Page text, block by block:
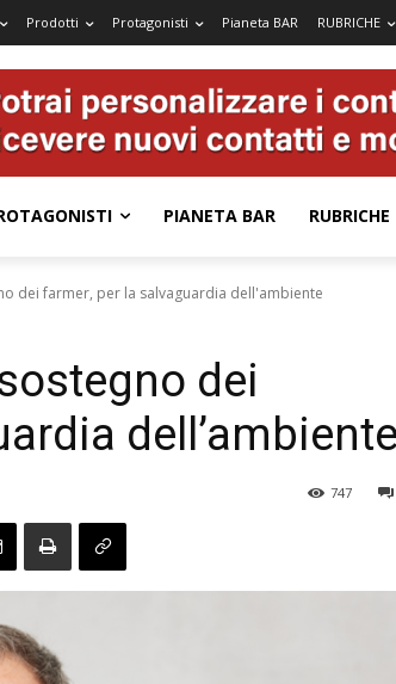
Prodotti Protagonisti Pianeta BAR RUBRICHE
PIANETA BAR RUBRICHE
dei farmer, per la salvaguardia dell'ambiente
dei
dell’ambiente
747